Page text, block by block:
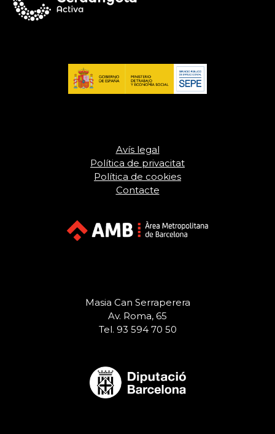
Avís legal
Política de privacitat
Política de cookies
Contacte
Masia Can Serraperera
Av. Roma, 65
Tel. 93 594 70 50